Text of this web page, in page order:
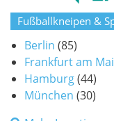
Fußballkneipen &
Berlin (85)
Frankfurt am
Hamburg(44)
München (30)